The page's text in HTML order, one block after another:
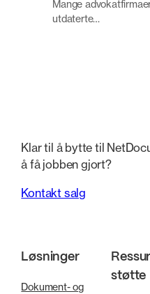
Mange
utdaterte…
Klar til å bytte til
å få jobben gjort?
Kontakt salg
Løsninger
Dokument- og
støtte